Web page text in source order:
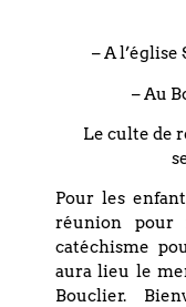
faire l’objet
Dans notre
de l’expérience
de vie de
nombreux
couples et de
leurs projets et
– A
– Au
Le culte de
Pour les
réunion pour
catéchisme
aura lieu le
Bouclier.